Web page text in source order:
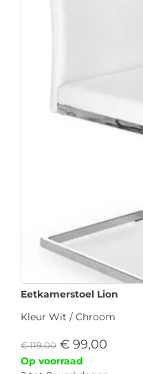
Eetkamerstoel Lion
Kleur Wit / Chroom
€119,00 € 99,00
Op voorraad